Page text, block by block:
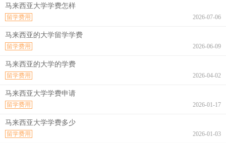
马来西亚大学学费怎样
2026-07-06
留学费用
马来西亚的大学留学学费
2026-06-09
留学费用
马来西亚的大学的学费
2026-04-02
留学费用
马来西亚大学学费申请
2026-01-17
留学费用
马来西亚大学学费多少
2026-01-03
留学费用